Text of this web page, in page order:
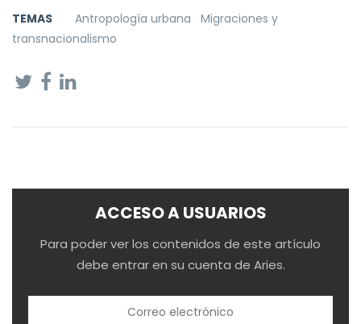
TEMAS Antropología urbana
Migraciones y
transnacionalismo
ACCESO A USUARIOS
Para poder ver los contenidos de este artículo
debe entrar en su cuenta de Aries.